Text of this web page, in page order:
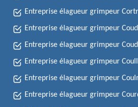
Entreprise élagueur grimpeur
Entreprise élagueur grimpeur
Entreprise élagueur grimpeur
Entreprise élagueur grimpeur
Entreprise élagueur grimpeur
Entreprise élagueur grimpeur